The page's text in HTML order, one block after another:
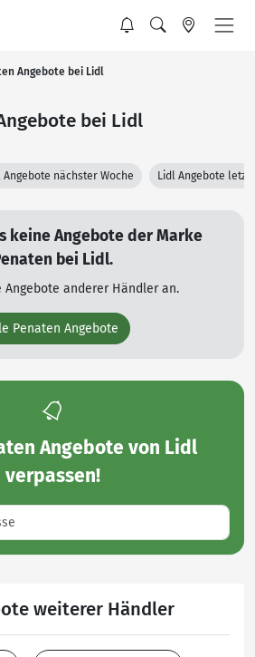
Angebote bei Lidl
bei Lidl
Angebote nächster Woche Lidl Angebote
keine Angebote der Marke
bei Lidl.
Angebote anderer Händler an.
Penaten Angebote
Angebote von Lidl
verpassen!
weiterer Händler